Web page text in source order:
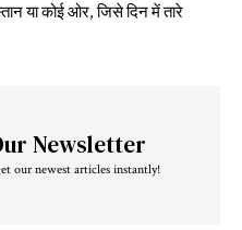
या कोई ओर, जिसे दिन में तारे
Newsletter
our newest articles instantly!